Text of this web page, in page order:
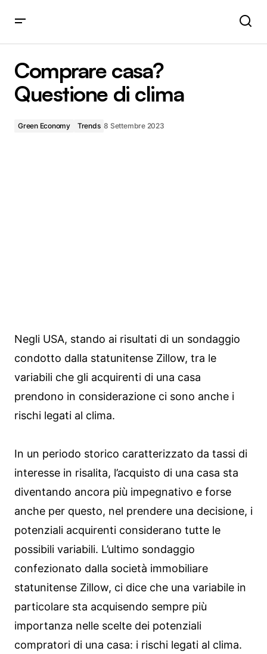
Comprare casa?
Questione di clima
Green Economy Trends 8 Settembre 2023
Negli USA, stando ai risultati di un sondaggio
condotto dalla statunitense Zillow, tra le
variabili che gli acquirenti di una casa
prendono in considerazione ci sono anche i
rischi legati al clima.
In un periodo storico caratterizzato da tassi di
interesse in risalita, l’acquisto di una casa sta
diventando ancora più impegnativo e forse
anche per questo, nel prendere una decisione, i
potenziali acquirenti considerano tutte le
possibili variabili. L’ultimo sondaggio
confezionato dalla società immobiliare
statunitense Zillow, ci dice che una variabile in
particolare sta acquisendo sempre più
importanza nelle scelte dei potenziali
compratori di una casa: i rischi legati al clima.